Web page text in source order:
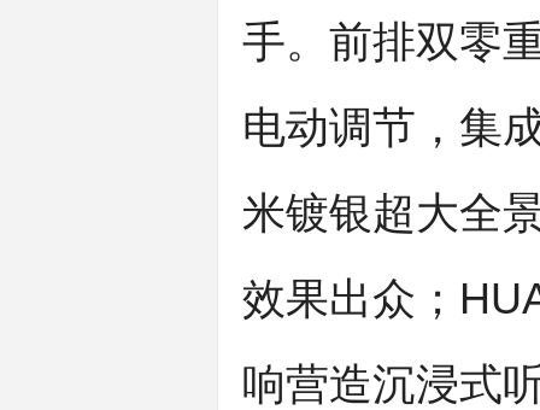
手。前排双零
电动调节，集
米镀银超大全
效果出众；
响营造沉浸式